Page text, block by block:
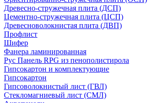
Древесно-стружечная плита (ДСП)
Цементно-стружечная плита (ЦСП)
Древесноволокнистая плита (ДВП)
Профлист
Шифер
Фанера ламинированная
Рус Панель RPG из пенополистирола
Гипсокартон и комплектующие
Гипсокартон
Гипсоволокнистый лист (ГВЛ)
Стекломагниевый лист (СМЛ)